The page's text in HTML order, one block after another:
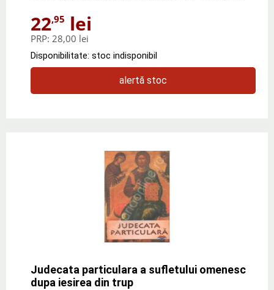
22,95 lei
PRP: 28,00 lei
Disponibilitate: stoc indisponibil
alertă stoc
Judecata particulara a sufletului omenesc
dupa iesirea din trup